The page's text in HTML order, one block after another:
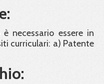
necessario essere in
curriculari: a) Patente